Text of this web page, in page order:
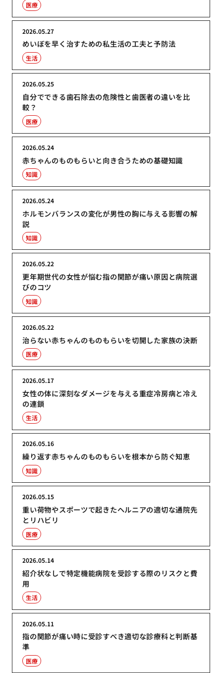
医療
めいぼを早く治すための私生活の工夫と予防法
2026.05.27
生活
自分でできる歯石除去の危険性と歯医者の違いを比
較？
2026.05.25
医療
赤ちゃんのものもらいと向き合うための基礎知識
2026.05.24
知識
ホルモンバランスの変化が男性の胸に与える影響の解
説
2026.05.24
知識
更年期世代の女性が悩む指の関節が痛い原因と病院選
びのコツ
2026.05.22
知識
治らない赤ちゃんのものもらいを切開した家族の決断
2026.05.22
医療
女性の体に深刻なダメージを与える重症冷房病と冷え
の連鎖
2026.05.17
生活
繰り返す赤ちゃんのものもらいを根本から防ぐ知恵
2026.05.16
知識
重い荷物やスポーツで起きたヘルニアの適切な通院先
とリハビリ
2026.05.15
医療
紹介状なしで特定機能病院を受診する際のリスクと費
用
2026.05.14
生活
指の関節が痛い時に受診すべき適切な診療科と判断基
準
2026.05.11
医療